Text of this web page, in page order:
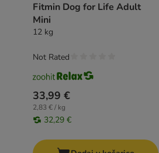
Fitmin Dog for Life Adult
Mini
12 kg
33,99 €
2,83 € / kg
32,29 €
Not Rated